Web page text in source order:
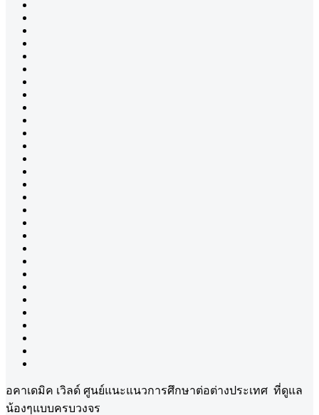
อคาเดมิค เวิลด์ ศูนย์แนะแนวการศึกษาต่อต่างประเทศ ที่ดูแล
น้องๆแบบครบวงจร